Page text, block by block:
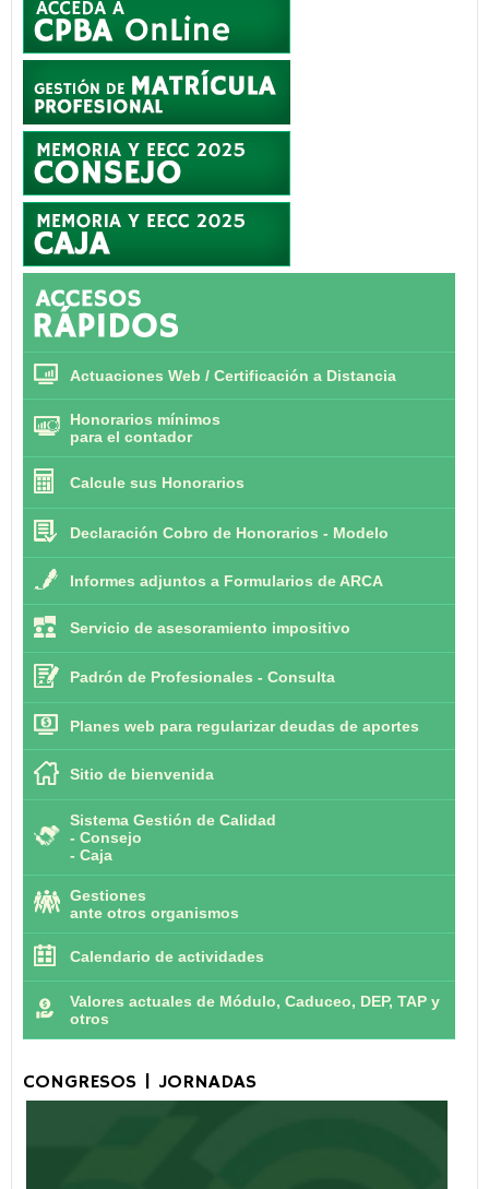
Actuaciones Web / Certificación a Distancia
Honorarios mínimos
para el contador
Calcule sus Honorarios
Declaración Cobro de Honorarios - Modelo
Informes adjuntos a Formularios de ARCA
Servicio de asesoramiento impositivo
Padrón de Profesionales - Consulta
Planes web para regularizar deudas de aportes
Sitio de bienvenida
Sistema Gestión de Calidad
- Consejo
- Caja
Gestiones
ante otros organismos
Calendario de actividades
Valores actuales de Módulo, Caduceo, DEP, TAP y
otros
CONGRESOS | JORNADAS